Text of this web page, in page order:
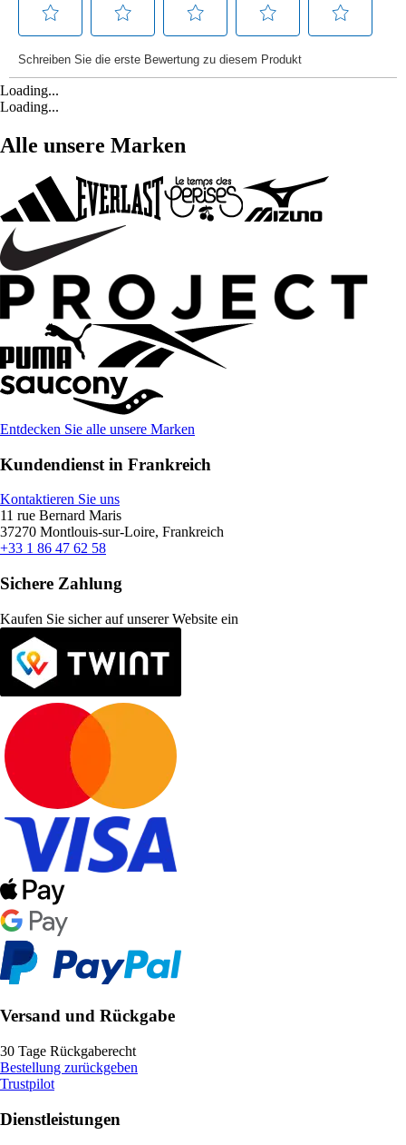
Loading...
Loading...
Alle unsere Marken
Entdecken Sie alle unsere Marken
Kundendienst in Frankreich
Kontaktieren Sie uns
11 rue Bernard Maris
37270 Montlouis-sur-Loire, Frankreich
+33 1 86 47 62 58
Sichere Zahlung
Kaufen Sie sicher auf unserer Website ein
Versand und Rückgabe
30 Tage Rückgaberecht
Bestellung zurückgeben
Trustpilot
Dienstleistungen